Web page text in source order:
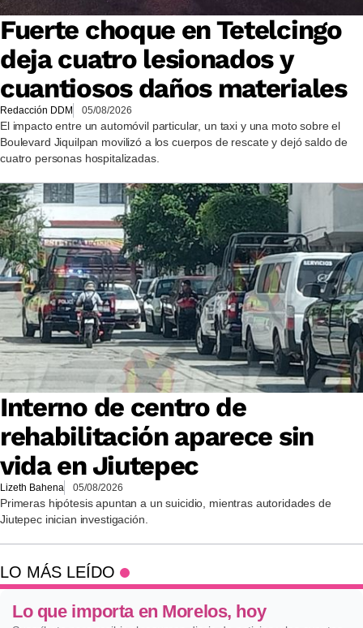
Fuerte choque en Tetelcingo
deja cuatro lesionados y
cuantiosos daños materiales
Redacción DDM 05/08/2026
El impacto entre un automóvil particular, un taxi y una moto sobre el
Boulevard Jiquilpan movilizó a los cuerpos de rescate y dejó saldo de
cuatro personas hospitalizadas.
Interno de centro de
rehabilitación aparece sin
vida en Jiutepec
Lizeth Bahena 05/08/2026
Primeras hipótesis apuntan a un suicidio, mientras autoridades de
Jiutepec inician investigación.
LO MÁS LEÍDO
Lo que importa en Morelos, hoy